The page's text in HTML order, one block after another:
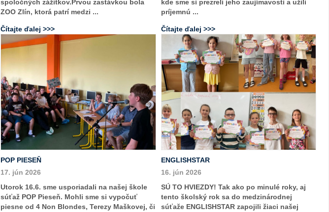
spoločných zážitkov.Prvou zastávkou bola
ZOO Zlín, ktorá patrí medzi ...
Čítajte ďalej >>>
kde sme si prezreli jeho zaujímavosti a užili
príjemnú ...
Čítajte ďalej >>>
POP PIESEŇ
17. jún 2026
Utorok 16.6. sme usporiadali na našej škole
súťaž POP Pieseň. Mohli sme si vypočuť
piesne od 4 Non Blondes, Terezy Maškovej, či
ENGLISHSTAR
16. jún 2026
SÚ TO HVIEZDY! Tak ako po minulé roky, aj
tento školský rok sa do medzinárodnej
súťaže ENGLISHSTAR zapojili žiaci našej